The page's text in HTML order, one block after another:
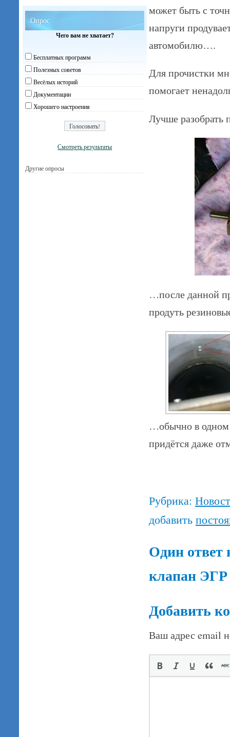
может быть с
напруги
автомобилю….
Для прочистки
помогает
Лучше разобрать
…после данной
продуть
…обычно в одном
придётся даже
Рубрика:
добавить
Один
клапан
Добавить
Ваш адрес email
Опрос
Чего вам не хватает?
Бесплатных программ
Полезных советов
Весёлых историй
Документации
Хорошего настроения
Смотреть результаты
Другие опросы